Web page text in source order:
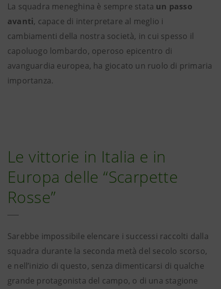
La squadra meneghina è sempre stata un passo
avanti, capace di interpretare al meglio i
cambiamenti della nostra società, in cui spesso il
capoluogo lombardo, operoso epicentro di
avanguardia europea, ha giocato un ruolo di primaria
importanza.
Le vittorie in Italia e in
Europa delle “Scarpette
Rosse”
Sarebbe impossibile elencare i successi raccolti dalla
squadra durante la seconda metà del secolo scorso,
e nell’inizio di questo, senza dimenticarsi di qualche
grande protagonista del campo, o di una stagione